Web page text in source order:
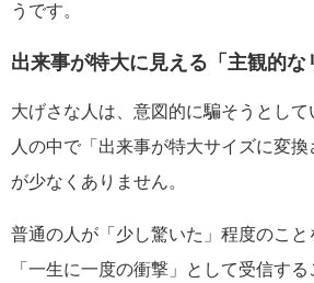
うです。
出来事が特大に見える「主観的な
大げさな人は、意図的に騙そうとし
人の中で「出来事が特大サイズに変
が少なくありません。
普通の人が「少し驚いた」程度のこと
「一生に一度の衝撃」として受信す